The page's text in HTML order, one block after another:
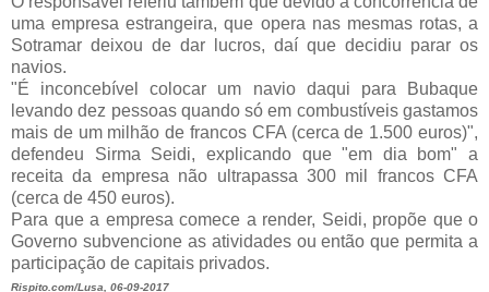
uma empresa estrangeira, que opera nas mesmas rotas, a
Sotramar deixou de dar lucros, daí que decidiu parar os
navios.
"É inconcebível colocar um navio daqui para Bubaque
levando dez pessoas quando só em combustíveis gastamos
mais de um milhão de francos CFA (cerca de 1.500 euros)",
defendeu Sirma Seidi, explicando que "em dia bom" a
receita da empresa não ultrapassa 300 mil francos CFA
(cerca de 450 euros).
Para que a empresa comece a render, Seidi, propõe que o
Governo subvencione as atividades ou então que permita a
participação de capitais privados.
Rispito.com/Lusa, 06-09-2017